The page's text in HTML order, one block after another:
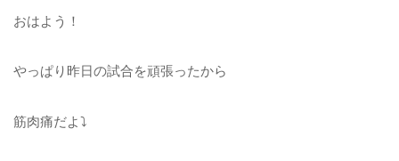
おはよう！
やっぱり昨日の試合を頑張ったから
筋肉痛だよ⤵︎